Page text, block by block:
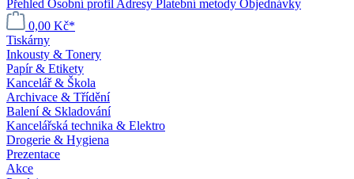
Přehled Osobní profil Adresy Platební metody Objednávky
0,00 Kč*
Tiskárny
Inkousty & Tonery
Papír & Etikety
Kancelář & Škola
Archivace & Třídění
Balení & Skladování
Kancelářská technika & Elektro
Drogerie & Hygiena
Prezentace
Akce